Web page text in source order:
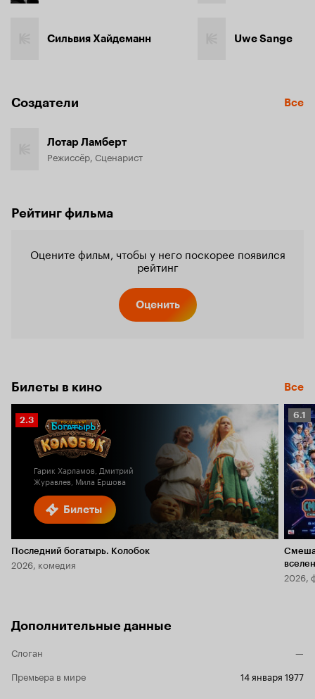
Сильвия Хайдеманн Uwe Sange
Создатели Все
Лотар Ламберт
Режиссёр, Сценарист
Рейтинг фильма
Оцените фильм, чтобы у него поскорее появился
рейтинг
Оценить
Билеты в кино Все
Билеты
Рейтинг
Кинопоиска
2.3
Гарик Харламов, Дмитрий
Журавлев, Мила Ершова
Последний богатырь. Колобок
2026, комедия
6.1
6.1
2026,
Дополнительные данные
Слоган
—
Премьера в мире
14 января 1977